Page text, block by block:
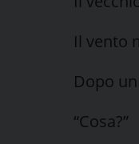
Il vento
Dopo
“Cosa?”